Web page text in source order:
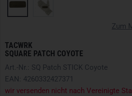
TACWRK
SQUARE PATCH COYOTE
Zum
Art.-Nr.: SQ Patch STICK Coyote
EAN: 4260332427371
wir versenden nicht nach Vereinigte